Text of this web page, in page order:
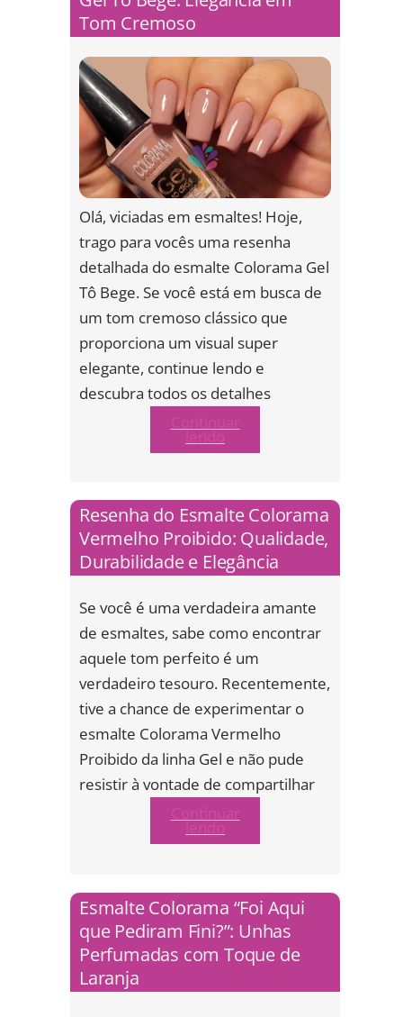
Tom Cremoso
Olá, viciadas em esmaltes! Hoje,
trago para vocês uma resenha
detalhada do esmalte Colorama Gel
Tô Bege. Se você está em busca de
um tom cremoso clássico que
proporciona um visual super
elegante, continue lendo e
descubra todos os detalhes
lendo
Resenha do Esmalte Colorama
Vermelho Proibido: Qualidade,
Durabilidade e Elegância
Se você é uma verdadeira amante
de esmaltes, sabe como encontrar
aquele tom perfeito é um
verdadeiro tesouro. Recentemente,
tive a chance de experimentar o
esmalte Colorama Vermelho
Proibido da linha Gel e não pude
resistir à vontade de compartilhar
lendo
Esmalte Colorama “Foi Aqui
que Pediram Fini?”: Unhas
Perfumadas com Toque de
Laranja